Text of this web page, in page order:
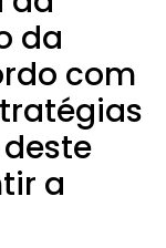
da
com
a